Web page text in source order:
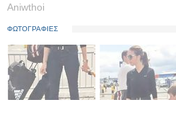
Aniwthoi
ΦΩΤΟΓΡΑΦΙΕΣ